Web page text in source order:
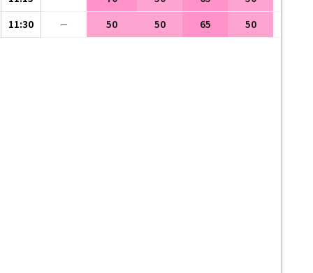
11:30
－ 50 50 65 50